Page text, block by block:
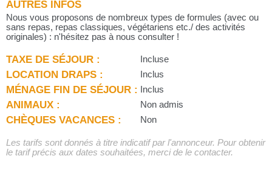
AUTRES INFOS
Nous vous proposons de nombreux types de formules (avec ou
sans repas, repas classiques, végétariens etc./ des activités
originales) : n'hésitez pas à nous consulter !
TAXE DE SÉJOUR : Incluse
LOCATION DRAPS : Inclus
MÉNAGE FIN DE SÉJOUR : Inclus
ANIMAUX : Non admis
CHÈQUES VACANCES : Non
Les tarifs sont donnés à titre indicatif par l'annonceur. Pour obtenir
le tarif précis aux dates souhaitées, merci de le contacter.